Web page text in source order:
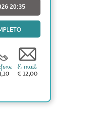
20:35
E-mail
€ 12,00